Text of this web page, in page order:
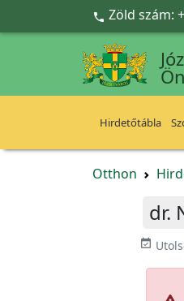
Ugrás a fő tartalomra
 Zöld szám:
Hirdetőtábla
Otthon
dr.
event_available